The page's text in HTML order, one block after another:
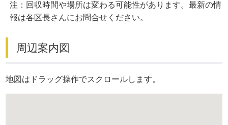
注：回収時間や場所は変わる可能性があります。最新の情
報は各区長さんにお問合せください。
周辺案内図
地図はドラッグ操作でスクロールします。